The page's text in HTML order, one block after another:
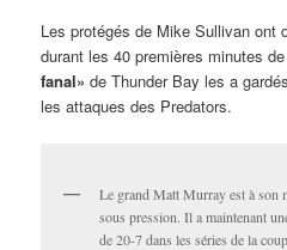
Les protégés de Mike Sullivan ont
durant les 40 premières minutes
fanal» de Thunder Bay les a
les attaques des Predators.
Le grand Matt Murray est à son
sous pression. Il a maintenant
de 20-7 dans les séries de la